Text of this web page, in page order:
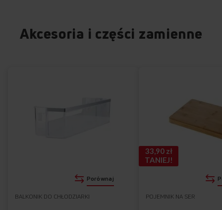
Akcesoria i części zamienne
BALKONIK DO CHŁODZIARKI
Porównaj
POJEMNIK NA SER
33,90 zł
TANIEJ!